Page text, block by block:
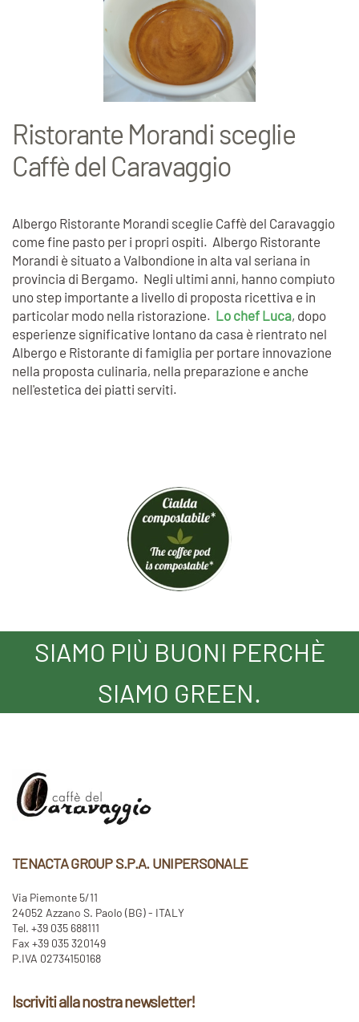
Ristorante Morandi sceglie
Caffè del Caravaggio
Albergo Ristorante Morandi sceglie Caffè del Caravaggio
come fine pasto per i propri ospiti. Albergo Ristorante
Morandi è situato a Valbondione in alta val seriana in
provincia di Bergamo. Negli ultimi anni, hanno compiuto
uno step importante a livello di proposta ricettiva e in
particolar modo nella ristorazione. Lo chef Luca, dopo
esperienze significative lontano da casa è rientrato nel
Albergo e Ristorante di famiglia per portare innovazione
nella proposta culinaria, nella preparazione e anche
nell'estetica dei piatti serviti.
SIAMO PIÙ BUONI PERCHÈ
SIAMO GREEN.
TENACTA GROUP S.P.A. UNIPERSONALE
Via Piemonte 5/11
24052 Azzano S. Paolo (BG) - ITALY
Tel. +39 035 688111
Fax +39 035 320149
P.IVA 02734150168
Iscriviti alla nostra newsletter!